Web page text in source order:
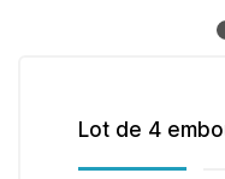
Lot de 4